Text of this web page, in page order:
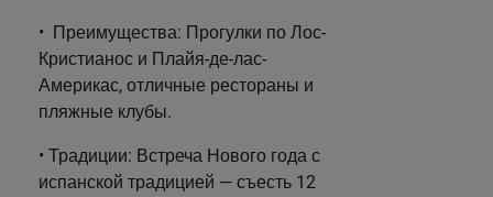
• Преимущества: Прогулки по Лос-
Кристианос и Плайя-де-лас-
Америкас, отличные рестораны и
пляжные клубы.
• Традиции: Встреча Нового года с
испанской традицией — съесть 12